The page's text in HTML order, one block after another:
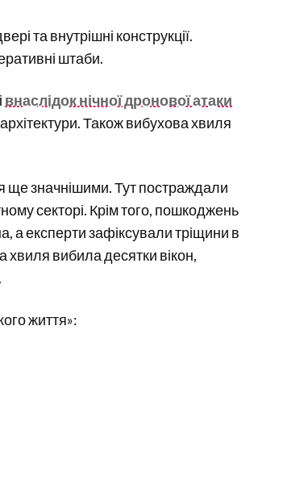
та внутрішні конструкції.
штаби.
внаслідок нічної дронової атаки
Також вибухова хвиля
ще значнішими. Тут постраждали
секторі. Крім того, пошкоджень
а експерти зафіксували тріщини в
хвиля вибила десятки вікон,
життя»: